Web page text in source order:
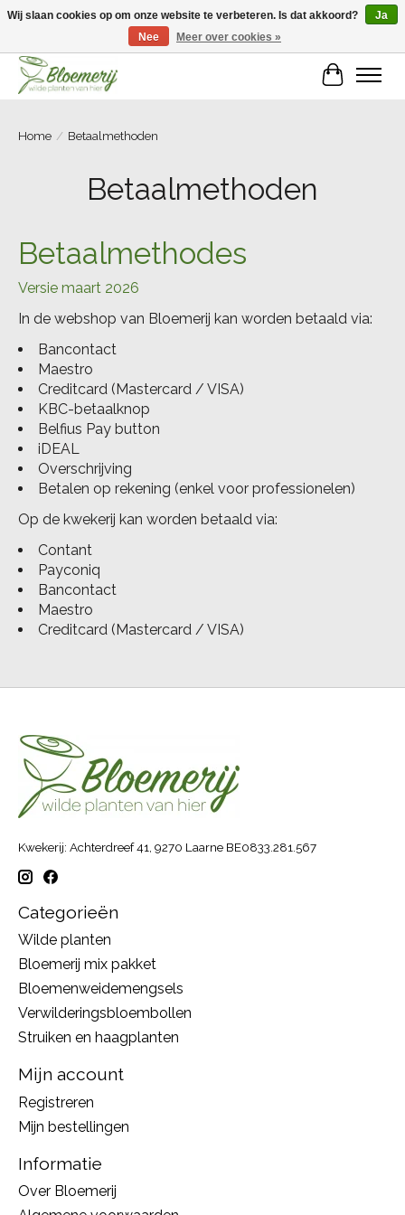
Home / Betaalmethoden
Betaalmethoden
Betaalmethodes
Versie maart 2026
In de webshop van Bloemerij kan worden betaald via:
Bancontact
Maestro
Creditcard (Mastercard / VISA)
KBC-betaalknop
Belfius Pay button
iDEAL
Overschrijving
Betalen op rekening (enkel voor professionelen)
Op de kwekerij kan worden betaald via:
Contant
Payconiq
Bancontact
Maestro
Creditcard (Mastercard / VISA)
Kwekerij: Achterdreef 41, 9270 Laarne BE0833.281.567
Categorieën
Wilde planten
Bloemerij mix pakket
Bloemenweidemengsels
Verwilderingsbloembollen
Struiken en haagplanten
Mijn account
Registreren
Mijn bestellingen
Informatie
Over Bloemerij
Wij slaan cookies op om onze website te verbeteren. Is dat akkoord?
Ja
Nee
Meer over cookies »